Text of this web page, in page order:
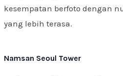
kesempatan berfoto dengan
yang lebih terasa.
Namsan Seoul Tower